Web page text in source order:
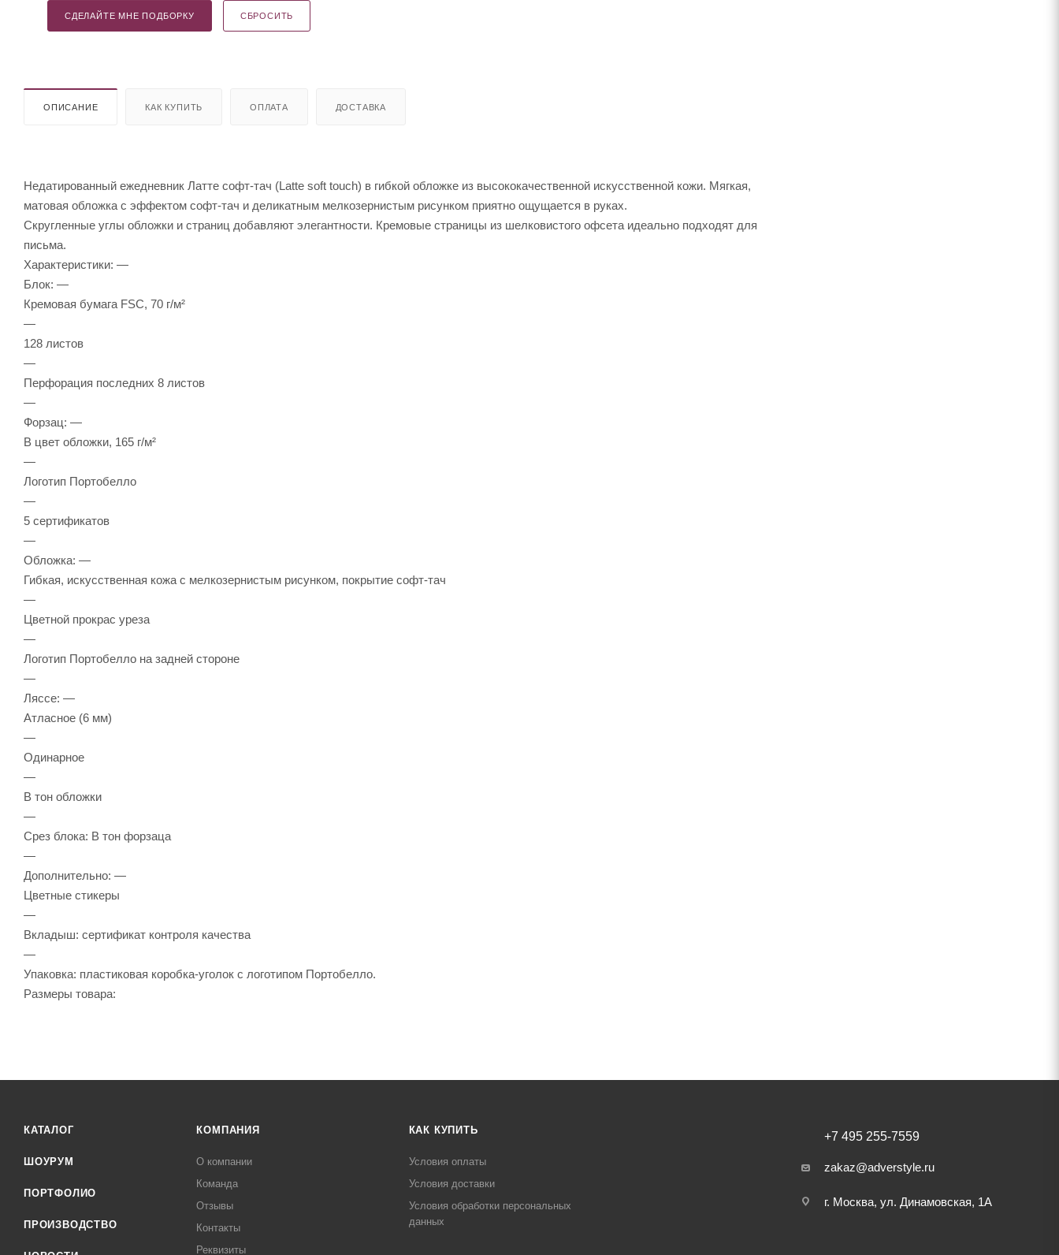
СДЕЛАЙТЕ МНЕ ПОДБОРКУ СБРОСИТЬ
ОПИСАНИЕ КАК КУПИТЬ ОПЛАТА ДОСТАВКА
Недатированный ежедневник Латте софт-тач (Latte soft touch) в гибкой обложке из высококачественной искусственной кожи. Мягкая,
матовая обложка с эффектом софт-тач и деликатным мелкозернистым рисунком приятно ощущается в руках.
Скругленные углы обложки и страниц добавляют элегантности. Кремовые страницы из шелковистого офсета идеально подходят для
письма.
Характеристики: —
Блок: —
Кремовая бумага FSC, 70 г/м²
—
128 листов
—
Перфорация последних 8 листов
—
Форзац: —
В цвет обложки, 165 г/м²
—
Логотип Портобелло
—
5 сертификатов
—
Обложка: —
Гибкая, искусственная кожа с мелкозернистым рисунком, покрытие софт-тач
—
Цветной прокрас уреза
—
Логотип Портобелло на задней стороне
—
Ляссе: —
Атласное (6 мм)
—
Одинарное
—
В тон обложки
—
Срез блока: В тон форзаца
—
Дополнительно: —
Цветные стикеры
—
Вкладыш: сертификат контроля качества
—
Упаковка: пластиковая коробка-уголок с логотипом Портобелло.
Размеры товара:
КАТАЛОГ
ШОУРУМ
ПОРТФОЛИО
ПРОИЗВОДСТВО
КОМПАНИЯ
О компании
Команда
Отзывы
Контакты
Реквизиты
КАК КУПИТЬ
Условия оплаты
Условия доставки
Условия обработки персональных
данных
+7 495 255-7559
zakaz@adverstyle.ru
г. Москва, ул. Динамовская, 1А